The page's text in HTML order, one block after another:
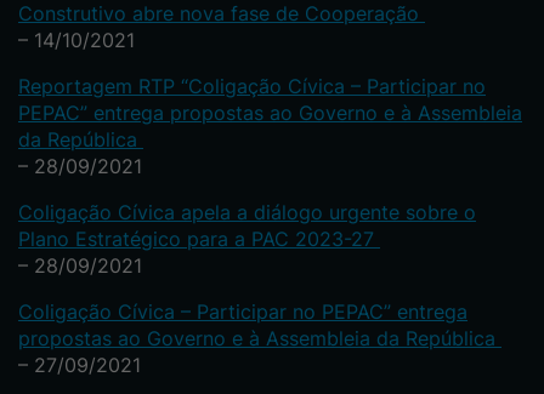
Construtivo abre nova fase de Cooperação
– 14/10/2021
Reportagem RTP “Coligação Cívica – Participar no
PEPAC” entrega propostas ao Governo e à Assembleia
da República
– 28/09/2021
Coligação Cívica apela a diálogo urgente sobre o
Plano Estratégico para a PAC 2023-27
– 28/09/2021
Coligação Cívica – Participar no PEPAC” entrega
propostas ao Governo e à Assembleia da República
– 27/09/2021